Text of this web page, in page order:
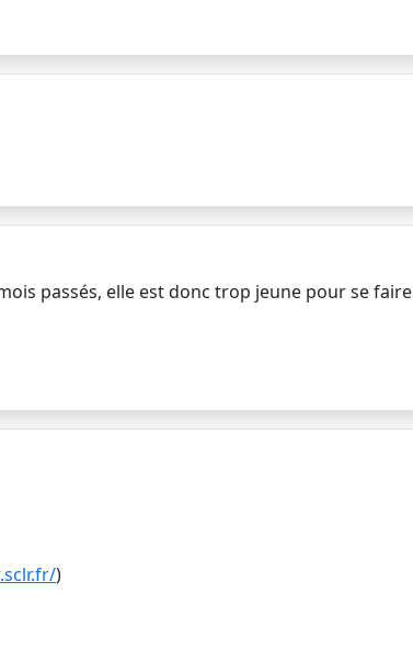
passés, elle est donc trop jeune pour se faire
)